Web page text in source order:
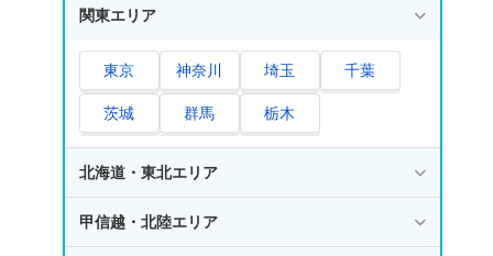
関東エリア
東京 神奈川 埼玉 千葉
茨城 群馬 栃木
北海道・東北エリア
甲信越・北陸エリア